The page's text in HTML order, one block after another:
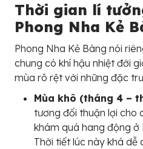
Thời gian lí
Phong Nha Kẻ
Phong Nha Kẻ Bàng nói
chung có khí hậu nhiệt đới
mùa rõ rệt với những đặc
Mùa khô (tháng 4 –
tương đối thuận lợi cho
khám quá hang động ở
Thời tiết lúc này khá dễ